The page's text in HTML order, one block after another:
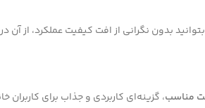
بدون نگرانی از افت کیفیت عملکرد، از آن
، گزینه‌ای کاربردی و جذاب برای